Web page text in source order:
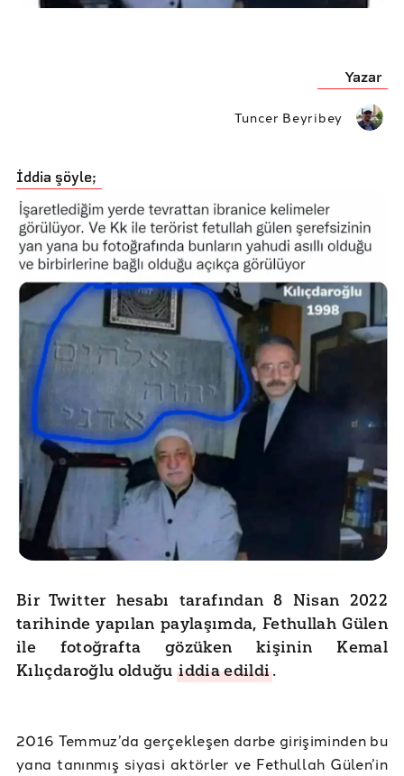
Yazar
Tuncer Beyribey
İddia şöyle;
Bir Twitter hesabı tarafından 8 Nisan 2022
tarihinde yapılan paylaşımda, Fethullah Gülen
ile fotoğrafta gözüken kişinin Kemal
Kılıçdaroğlu olduğuiddia edildi.
2016 Temmuz’da gerçekleşen darbe girişiminden bu
yana tanınmış siyasi aktörler ve Fethullah Gülen’in